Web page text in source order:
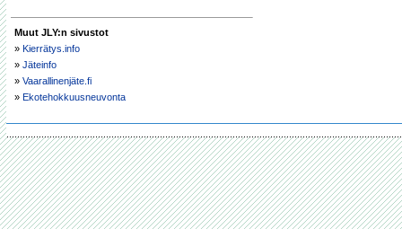
Muut JLY:n sivustot
» Kierrätys.info
» Jäteinfo
» Vaarallinenjäte.fi
» Ekotehokkuusneuvonta